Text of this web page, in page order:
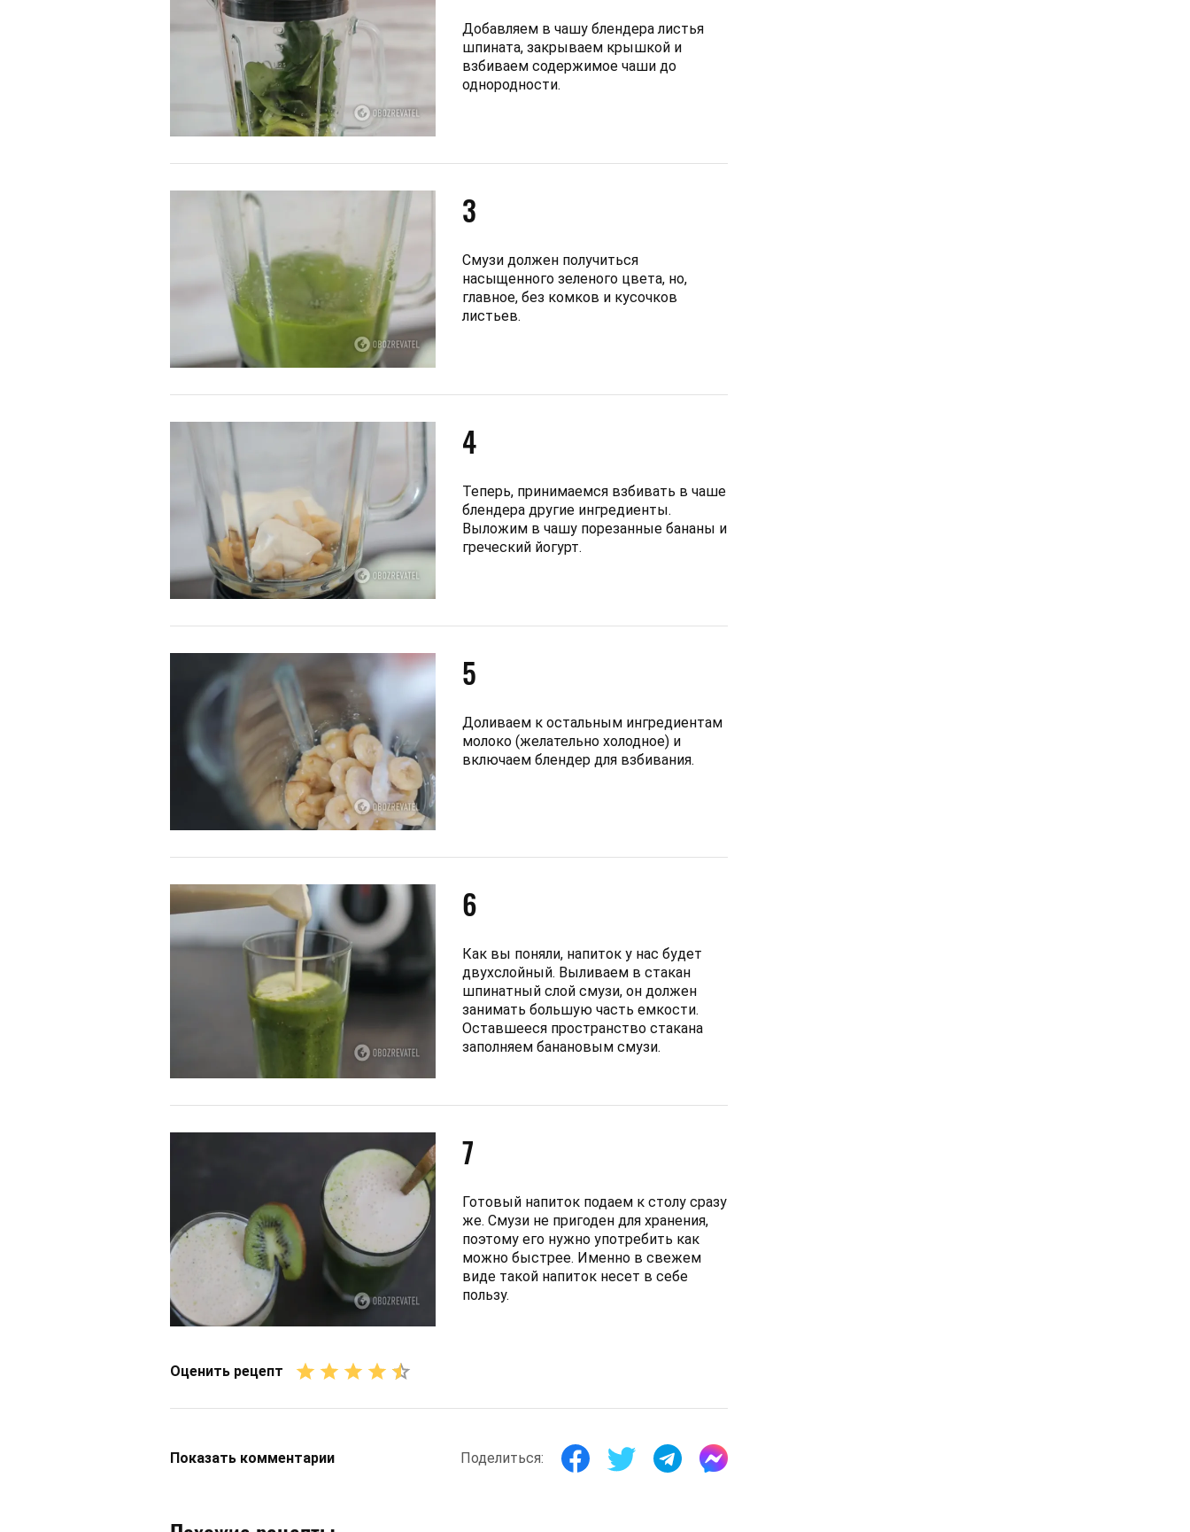
Добавляем в чашу блендера листья
шпината, закрываем крышкой и
взбиваем содержимое чаши до
однородности.
3
Смузи должен получиться
насыщенного зеленого цвета, но,
главное, без комков и кусочков
листьев.
4
Теперь, принимаемся взбивать в чаше
блендера другие ингредиенты.
Выложим в чашу порезанные бананы и
греческий йогурт.
5
Доливаем к остальным ингредиентам
молоко (желательно холодное) и
включаем блендер для взбивания.
6
Как вы поняли, напиток у нас будет
двухслойный. Выливаем в стакан
шпинатный слой смузи, он должен
занимать большую часть емкости.
Оставшееся пространство стакана
заполняем банановым смузи.
7
Готовый напиток подаем к столу сразу
же. Смузи не пригоден для хранения,
поэтому его нужно употребить как
можно быстрее. Именно в свежем
виде такой напиток несет в себе
пользу.
Оценить рецепт
Показать комментарии Поделиться: